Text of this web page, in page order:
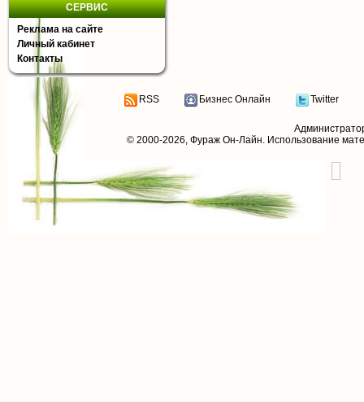
СЕРВИС
Реклама на сайте
Личный кабинет
Контакты
RSS Бизнес Онлайн Twitter
© 2000-2026, Фураж Он-Лайн. Использование